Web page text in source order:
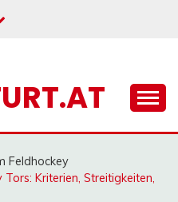
Feldhockey
Kriterien, Streitigkeiten,